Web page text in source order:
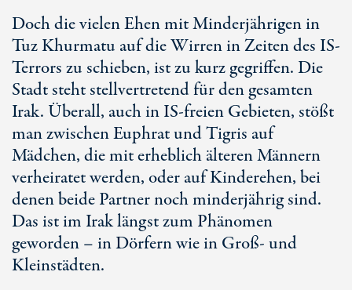
Doch die vielen Ehen mit Minderjährigen in
Tuz Khurmatu auf die Wirren in Zeiten des IS-
Terrors zu schieben, ist zu kurz gegriffen. Die
Stadt steht stellvertretend für den gesamten
Irak. Überall, auch in IS-freien Gebieten, stößt
man zwischen Euphrat und Tigris auf
Mädchen, die mit erheblich älteren Männern
verheiratet werden, oder auf Kinderehen, bei
denen beide Partner noch minderjährig sind.
Das ist im Irak längst zum Phänomen
geworden – in Dörfern wie in Groß- und
Kleinstädten.